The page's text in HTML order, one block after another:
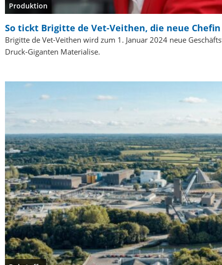
Produktion
So tickt Brigitte de Vet-Veithen, die neue
Brigitte de Vet-Veithen wird zum 1. Januar 2024 neue
Druck-Giganten Materialise.